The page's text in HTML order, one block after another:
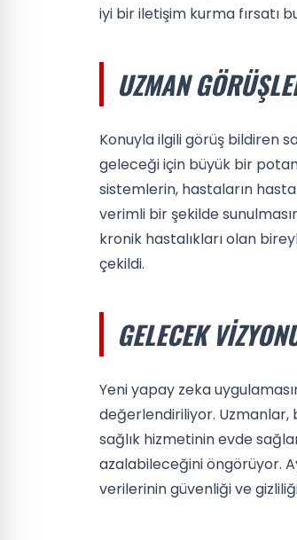
iyi bir iletişim kurma fırsatı
UZMAN
Konuyla ilgili görüş bildiren
geleceği için büyük bir
sistemlerin, hastaların
verimli bir şekilde
kronik hastalıkları olan
çekildi.
GELECEK
Yeni yapay zeka
değerlendiriliyor.
sağlık hizmetinin evde
azalabileceğini öngörüyor.
verilerinin güvenliği ve